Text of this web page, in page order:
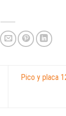
Pico y placa